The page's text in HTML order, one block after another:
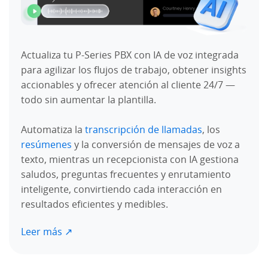
Actualiza tu P-Series PBX con IA de voz integrada
para agilizar los flujos de trabajo, obtener insights
accionables y ofrecer atención al cliente 24/7 —
todo sin aumentar la plantilla.
Automatiza la transcripción de llamadas, los
resúmenes y la conversión de mensajes de voz a
texto, mientras un recepcionista con IA gestiona
saludos, preguntas frecuentes y enrutamiento
inteligente, convirtiendo cada interacción en
resultados eficientes y medibles.
Leer más ↗